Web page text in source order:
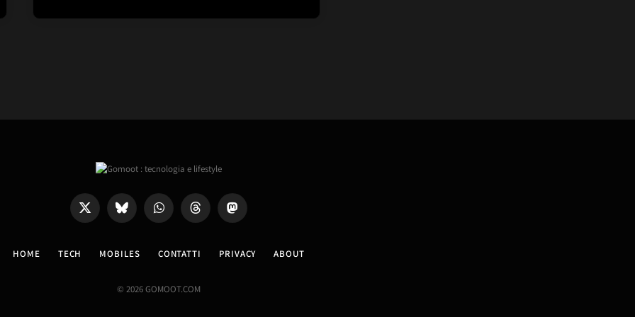
X
Bluesky WhatsAppThreads Mastodon
HOME TECH MOBILES CONTATTI PRIVACY ABOUT
© 2026 GOMOOT.COM